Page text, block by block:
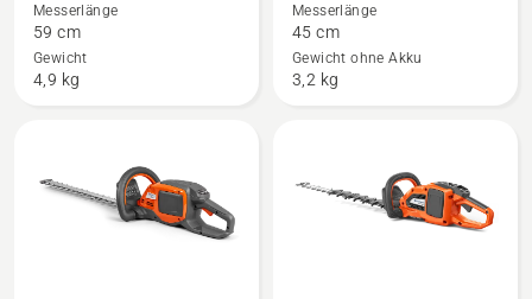
von
122HD60
anzeigen,
Produktbewertung
Messerlänge
59 cm
Gewicht
4,9 kg
215iHD45
anzeigen,
Produktbewertung
Messerlänge
45 cm
Gewicht ohne Akku
3,2 kg